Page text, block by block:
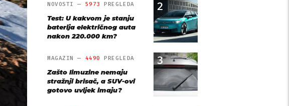
2
NOVOSTI — 5973 PREGLEDA
Test: U kakvom je stanju
baterija električnog auta
nakon 220.000 km?
3
MAGAZIN — 4490 PREGLEDA
Zašto limuzine nemaju
stražnji brisač, a SUV-ovi
gotovo uvijek imaju?